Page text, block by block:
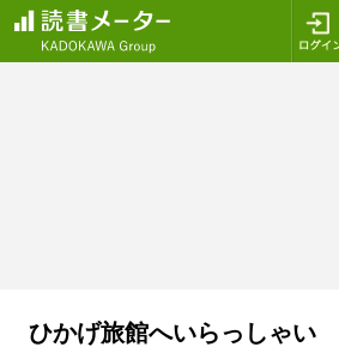
ひかげ旅館へいらっしゃい